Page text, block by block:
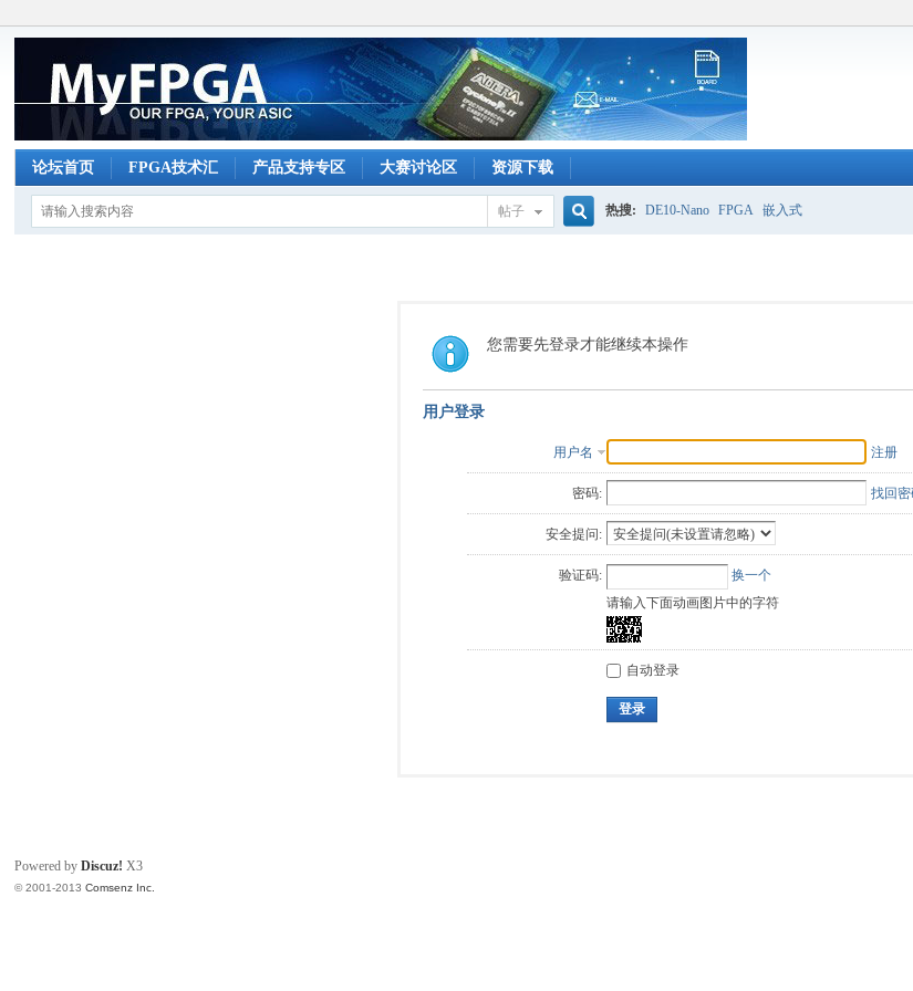
论坛首页 FPGA技术汇 产品支持专区 大赛讨论区 资源下载
帖子
索
热搜: DE10-Nano FPGA 嵌入式
您需要先登录才能继续本操作
用户登录
用户名 注册
密码: 找回
安全提问:
验证码:
换一个
请输入下面动画图片中的字符
自动登录
登录
Powered byDiscuz! X3
© 2001-2013Comsenz Inc.